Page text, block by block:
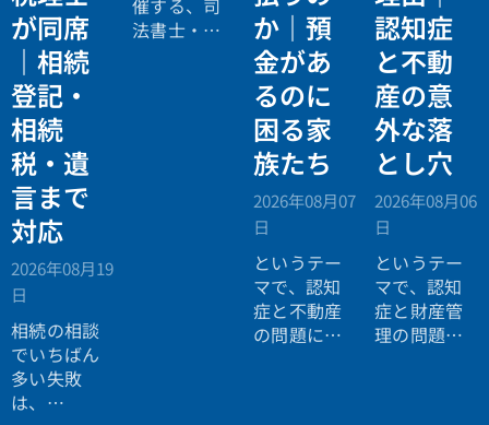
が同席
｜相続
登記・
相続
税・遺
言まで
対応
2026年08月19
日
相続の相談
でいちばん
多い失敗
は、
催する、司
法書士・税
か｜預
金があ
るのに
困る家
族たち
2026年08月07
日
というテー
マで、認知
症と不動産
の問題につ
認知症
と不動
産の意
外な落
とし穴
2026年08月06
日
というテー
マで、認知
症と財産管
理の問題に